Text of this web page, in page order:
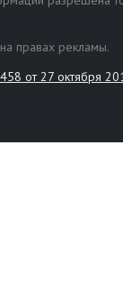
правах рекламы.
от 27 октября